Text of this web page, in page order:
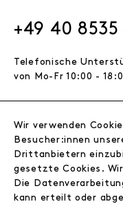
+49 40 8535
Telefonische
von Mo-Fr 10:00 -
VERTRAG
© 2026 FRAU
Wir verwenden
Besucher:innen
Drittanbietern
gesetzte Cookies.
Die
kann erteilt oder